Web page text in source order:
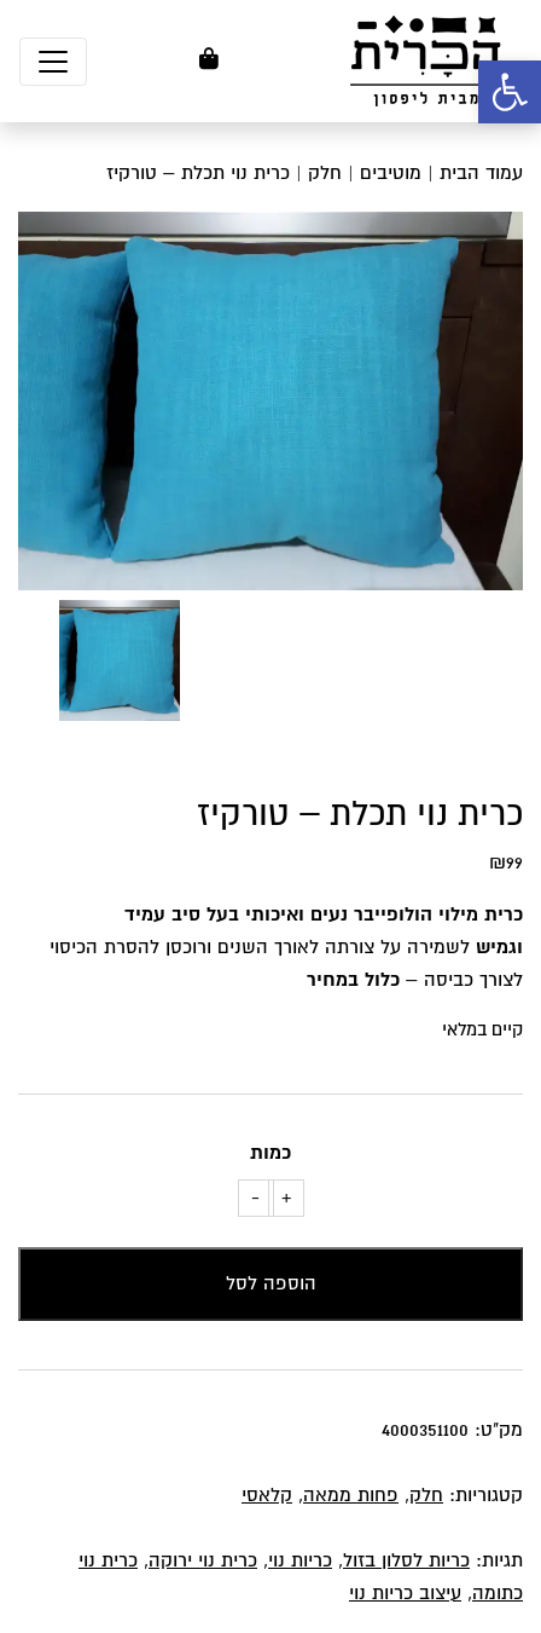
פתח סרגל נגישות
עמוד הבית | מוטיבים | חלק | כרית נוי תכלת – טורקיז
כרית נוי תכלת – טורקיז
₪99
כרית מילוי הולופייבר נעים ואיכותי בעל סיב עמיד
וגמיש לשמירה על צורתה לאורך השנים ורוכסן להסרת הכיסוי
לצורך כביסה – כלול במחיר
קיים במלאי
כמות
+
כמות
של
כרית
נוי
-
הוספה לסל
מק"ט: 4000351100
קטגוריות: חלק, פחות ממאה, קלאסי
תגיות: כריות לסלון בזול, כריות נוי, כרית נוי ירוקה, כרית נוי
כתומה, עיצוב כריות נוי